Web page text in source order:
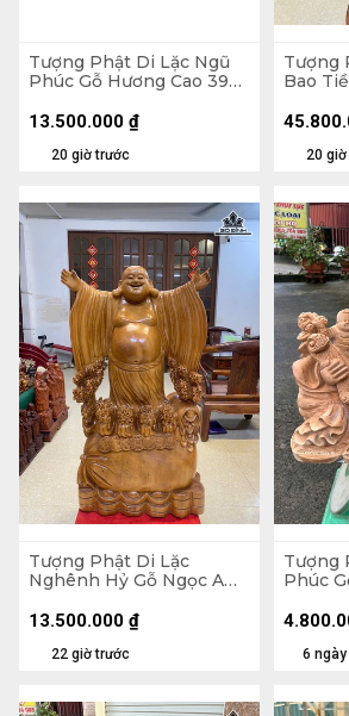
Tượng Phật Di Lặc Ngũ
Phúc Gỗ Hương Cao 39
20 giờ trước
13.500.000 ₫
Tượng
Bao
- 155kg
20
Tượng Phật Di Lặc
Nghênh Hỷ Gỗ Ngọc Am
(cm)
22 giờ trước
13.500.000 ₫
Tượng
Phúc
6